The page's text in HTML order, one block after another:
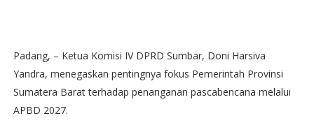
Padang, – Ketua Komisi IV DPRD Sumbar, Doni Harsiva
Yandra, menegaskan pentingnya fokus Pemerintah Provinsi
Sumatera Barat terhadap penanganan pascabencana melalui
APBD 2027.